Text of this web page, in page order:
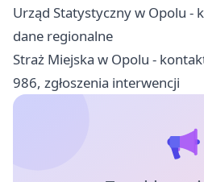
Urząd Statystyczny w Opolu -
dane regionalne
Straż Miejska w Opolu -
986, zgłoszenia interwencji